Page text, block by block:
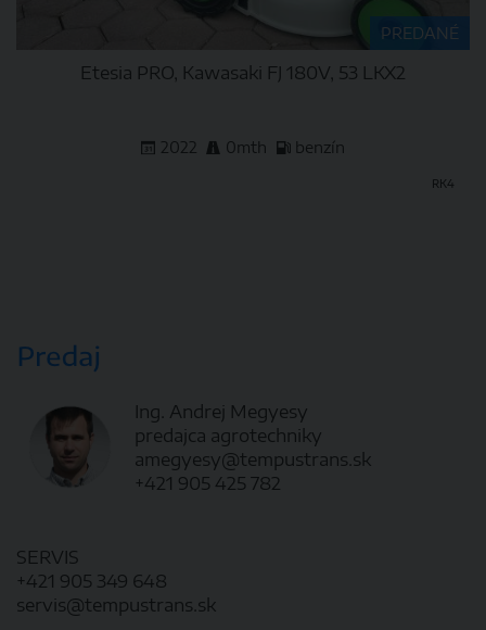
PREDANÉ
Etesia PRO, Kawasaki FJ 180V, 53 LKX2
2022 0mth benzín
RK4
Ing. Andrej Megyesy
predajca agrotechniky
amegyesy@tempustrans.sk
+421 905 425 782
SERVIS
+421 905 349 648
servis@tempustrans.sk